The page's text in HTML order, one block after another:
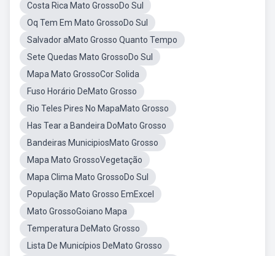
Costa Rica Mato GrossoDo Sul
Oq Tem Em Mato GrossoDo Sul
Salvador aMato Grosso Quanto Tempo
Sete Quedas Mato GrossoDo Sul
Mapa Mato GrossoCor Solida
Fuso Horário DeMato Grosso
Rio Teles Pires No MapaMato Grosso
Has Tear a Bandeira DoMato Grosso
Bandeiras MunicipiosMato Grosso
Mapa Mato GrossoVegetação
Mapa Clima Mato GrossoDo Sul
População Mato Grosso EmExcel
Mato GrossoGoiano Mapa
Temperatura DeMato Grosso
Lista De Municípios DeMato Grosso